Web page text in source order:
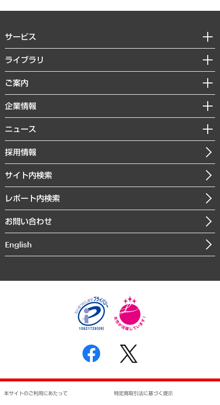
サービス
経営戦略
組織・人事戦略
デジタルイノベーション
共生・ダイバーシティ
GRC（ガバナンス・リスク・コンプライアンス）・防災（政策）
経済・産業・雇用・労働
まちづくり・観光・交通・スポーツ・スマートシティ
自然資源・農林水産業・食料システム
ライブラリ
経済調査
レポート
コラム
経営用語集
受託・受注実績（官公庁関連）
メディア掲載・出演
ご案内
セミナー・イベント情報
MUFGビジネスセミナー
受託案件情報
企業情報
私たちの想い
社長メッセージ
会社概要
沿革
組織図・本部部室紹介
インドネシア現地法人
個人情報保護方針
反社会的勢力に対する基本方針
書面による個人情報の開示等の請求の手続きについて
ニュース
ニュースリリース
お知らせ
採用情報
サイト内検索
レポート内検索
お問い合わせ
English
本サイトのご利用にあたって 特定商取引法に基づく提示